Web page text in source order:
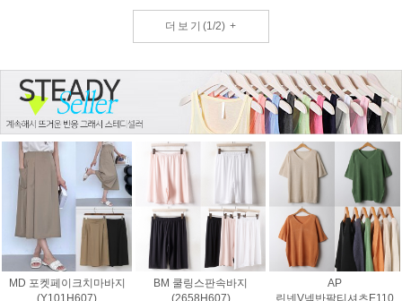
더보기 (1/2)+
MD 포켓페이크치마바지
(Y101H607)
BM 쿨링스판속바지
(2658H607)
AP
린넨V넥반팔티셔츠E110